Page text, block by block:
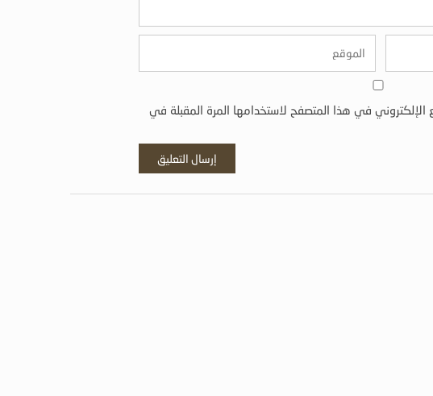
في هذا المتصفح لاستخدامها المرة المقبلة في